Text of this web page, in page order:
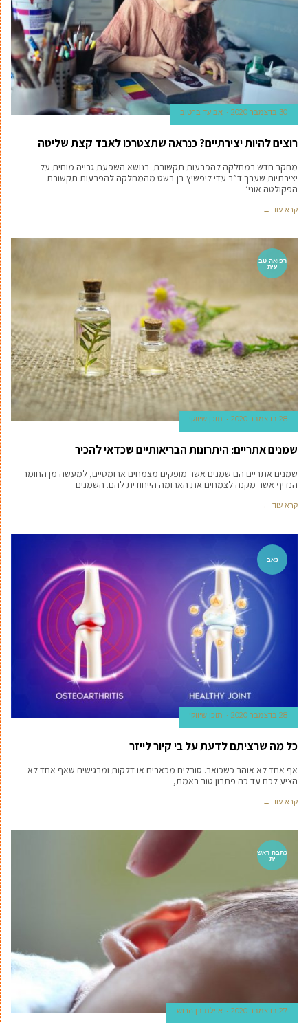
30 בדצמבר 2020 אביעד ברטוב
רוצים להיות יצירתיים? כנראה שתצטרכו לאבד קצת שליטה
מחקר חדש במחלקה להפרעות תקשורת בנושא השפעת גרייה מוחית על
יצירתיות שערך ד”ר עדי ליפשיץ-בן-בשט מהמחלקה להפרעות תקשורת
הפקולטה אוני’
קרא עוד ←
רפואה טב
עית
28 בדצמבר 2020 תוכן שיווקי
שמנים אתריים: היתרונות הבריאותיים שכדאי להכיר
שמנים אתריים הם שמנים אשר מופקים מצמחים ארומטיים, למעשה מן החומר
הנדיף אשר מקנה לצמחים את הארומה הייחודית להם. השמנים
קרא עוד ←
כאב
28 בדצמבר 2020 תוכן שיווקי
כל מה שרציתם לדעת על בי קיור לייזר
אף אחד לא אוהב כשכואב. סובלים מכאבים או דלקות ומרגישים שאף אחד לא
הציע לכם עד כה פתרון טוב באמת,
קרא עוד ←
כתבה ראש
ית
27 בדצמבר 2020 איילת בן הרוש